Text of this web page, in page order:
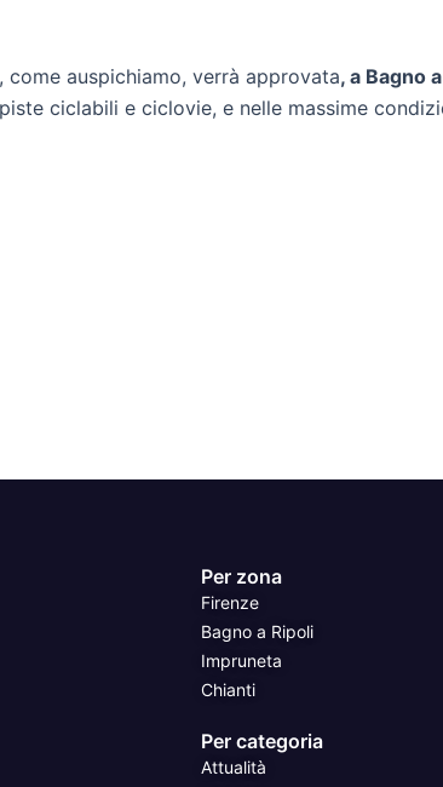
come auspichiamo, verrà approvata, a Bagno
ciclabili e ciclovie, e nelle massime
Per zona
Firenze
Bagno a Ripoli
Impruneta
Chianti
Per categoria
Attualità